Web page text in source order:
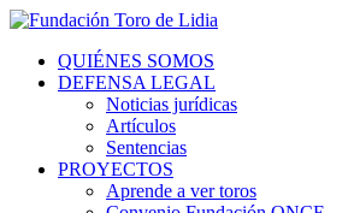
QUIÉNES SOMOS
DEFENSA LEGAL
Noticias jurídicas
Artículos
Sentencias
PROYECTOS
Aprende a ver toros